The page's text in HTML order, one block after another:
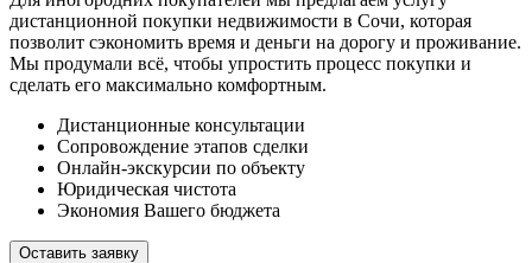
дистанционной покупки недвижимости в Сочи, которая
позволит сэкономить время и деньги на дорогу и проживание.
Мы продумали всё, чтобы упростить процесс покупки и
сделать его максимально комфортным.
Дистанционные консультации
Сопровождение этапов сделки
Онлайн-экскурсии по объекту
Юридическая чистота
Экономия Вашего бюджета
Оставить заявку